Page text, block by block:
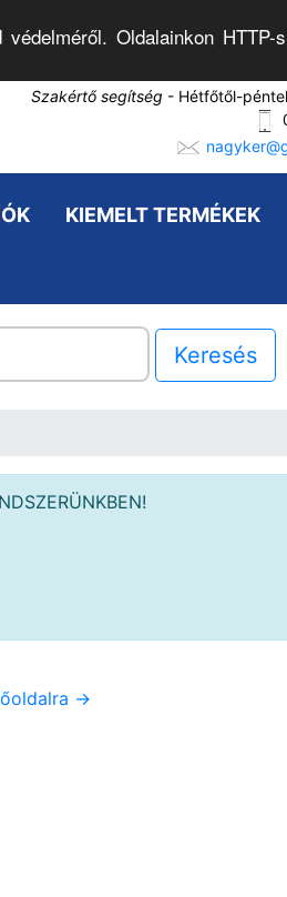
Oldalainkon
Szakértő segítség - Hétfőtől-
KIEMELT TERMÉKEK
Keresés
->